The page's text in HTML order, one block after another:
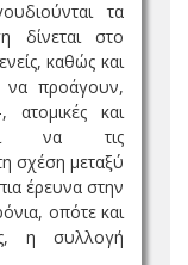
τα
δίνεται στο
καθώς και
να προάγουν,
ατομικές και
να τις
σχέση μεταξύ
έρευνα στην
οπότε και
η συλλογή